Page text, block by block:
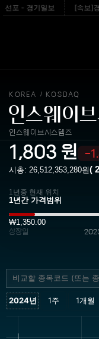
포 - 경기일보 [속보]경
KOREA / KOSDAQ
인스웨이
인스웨이브시스템즈
1,803 원 -
시총: 26,512,353,280원(
1년중 현재 위치
₩1,350.00
상장일